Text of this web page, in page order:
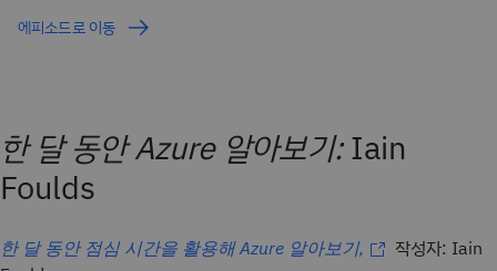
에피소드로 이동
한 달 동안 Azure 알아보기:Iain
Foulds
한 달 동안 점심 시간을 활용해 Azure 알아보기,
작성자: Iain